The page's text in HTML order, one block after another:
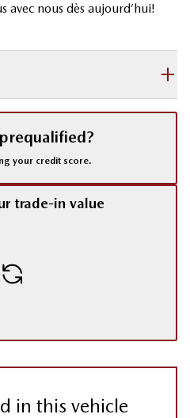
avec nous dès aujourd’hui!
in this vehicle
your credit score.
trade-in value